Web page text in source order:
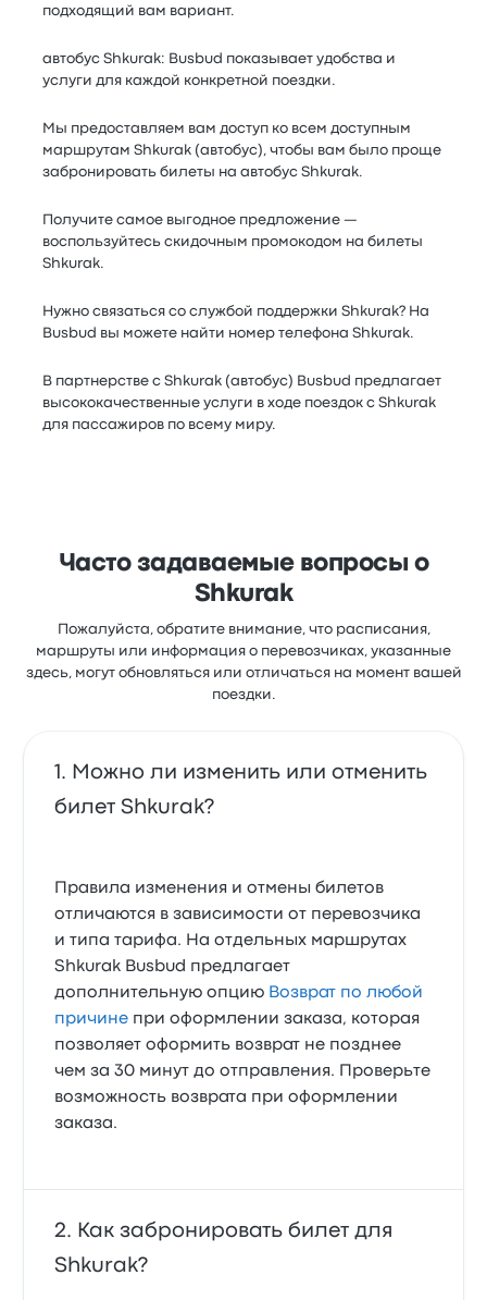
подходящий вам вариант.
автобус Shkurak: Busbud показывает удобства и
услуги для каждой конкретной поездки.
Мы предоставляем вам доступ ко всем доступным
маршрутам Shkurak (автобус), чтобы вам было проще
забронировать билеты на автобус Shkurak.
Получите самое выгодное предложение —
воспользуйтесь скидочным промокодом на билеты
Shkurak.
Нужно связаться со службой поддержки Shkurak? На
Busbud вы можете найти номер телефона Shkurak.
В партнерстве с Shkurak (автобус) Busbud предлагает
высококачественные услуги в ходе поездок с Shkurak
для пассажиров по всему миру.
Часто задаваемые вопросы о
Shkurak
Пожалуйста, обратите внимание, что расписания,
маршруты или информация о перевозчиках, указанные
здесь, могут обновляться или отличаться на момент вашей
поездки.
Можно ли изменить или отменить
билет Shkurak?
Правила изменения и отмены билетов
отличаются в зависимости от перевозчика
и типа тарифа. На отдельных маршрутах
Shkurak Busbud предлагает
дополнительную опцию Возврат по любой
причине при оформлении заказа, которая
позволяет оформить возврат не позднее
чем за 30 минут до отправления. Проверьте
возможность возврата при оформлении
заказа.
Как забронировать билет для
Shkurak?